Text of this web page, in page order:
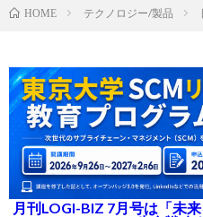
HOME テクノロジー/製品
月刊LOGI-BIZ 7月号は「未